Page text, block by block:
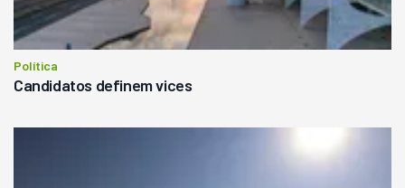
Política
Candidatos definem vices